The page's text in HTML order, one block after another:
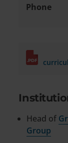
Phone
Head of
Group